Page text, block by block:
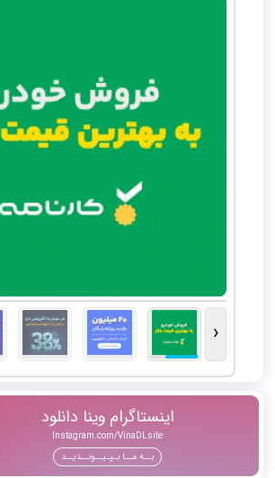
‹
اینستاگرام وینا دانلود
Instagram.com/VinaDLsite
بــه مــا بـپـیــونــدیــد